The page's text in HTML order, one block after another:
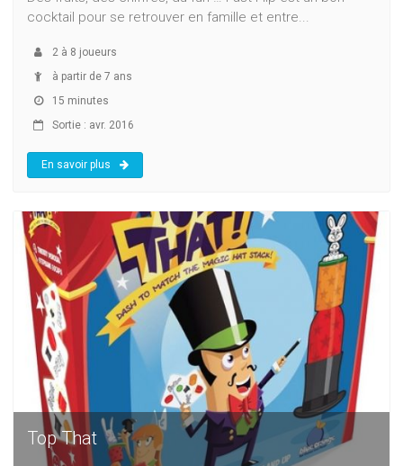
cocktail pour se retrouver en famille et entre...
2 à 8 joueurs
à partir de 7 ans
15 minutes
Sortie : avr. 2016
En savoir plus
Top That